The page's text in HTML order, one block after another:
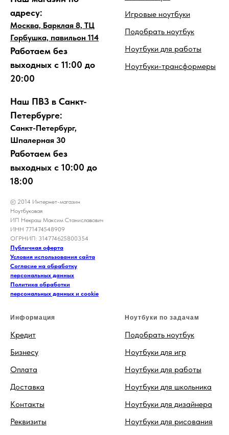
адресу:
Москва, Барклая 8, ТЦ
Горбушка, павильон 114
Работаем без
выходных с 11:00 до
20:00
Наш ПВЗ в Санкт-
Петербурге:
Санкт-Петербург,
Шпалерная 30
Работаем без
выходных с 10:00 до
18:00
© 2014 Интернет-магазин
Ноутбуковая
ИП Некраш Максим Станиславович
ИНН 771474548909
ОГРНИП: 314774625800354
Публичная оферта
Условия использования сайта
Согласие на обработку
персональных данных
Политика обработки
персональных данных и cookie
Игровые ноутбуки
Подобрать ноутбук
Ноутбуки для работы
Ноутбуки-трансформеры
Информация
Кредит
Бизнесу
Оплата
Доставка
Контакты
Реквизиты
Ноутбуки по задачам
Подобрать ноутбук
Ноутбуки для игр
Ноутбуки для работы
Ноутбуки для школьника
Ноутбуки для дизайнера
Ноутбуки для рисования